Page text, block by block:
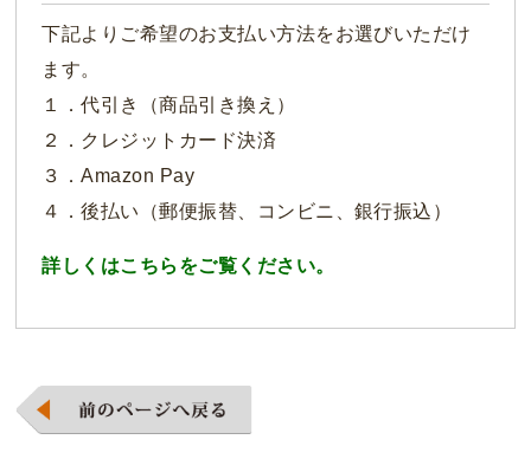
下記よりご希望のお支払い方法をお選びいただけ
ます。
１．代引き（商品引き換え）
２．クレジットカード決済
３．Amazon Pay
４．後払い（郵便振替、コンビニ、銀行振込）
詳しくはこちらをご覧ください。